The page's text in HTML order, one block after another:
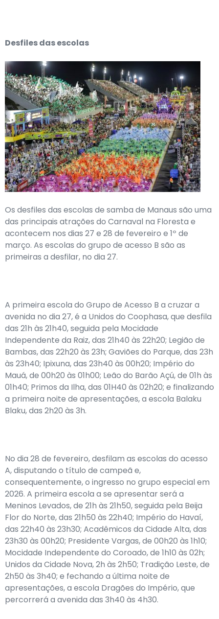
Desfiles das escolas
Os desfiles das escolas de samba de Manaus são uma
das principais atrações do Carnaval na Floresta e
acontecem nos dias 27 e 28 de fevereiro e 1º de
março. As escolas do grupo de acesso B são as
primeiras a desfilar, no dia 27.
A primeira escola do Grupo de Acesso B a cruzar a
avenida no dia 27, é a Unidos do Coophasa, que desfila
das 21h às 21h40, seguida pela Mocidade
Independente da Raiz, das 21h40 às 22h20; Legião de
Bambas, das 22h20 às 23h; Gaviões do Parque, das 23h
às 23h40; Ipixuna, das 23h40 às 00h20; Império do
Mauá, de 00h20 às 01h00; Leão do Barão Açú, de 01h às
01h40; Primos da Ilha, das 01H40 às 02h20; e finalizando
a primeira noite de apresentações, a escola Balaku
Blaku, das 2h20 às 3h.
No dia 28 de fevereiro, desfilam as escolas do acesso
A, disputando o título de campeã e,
consequentemente, o ingresso no grupo especial em
2026. A primeira escola a se apresentar será a
Meninos Levados, de 21h às 21h50, seguida pela Beija
Flor do Norte, das 21h50 às 22h40; Império do Havaí,
das 22h40 às 23h30; Acadêmicos da Cidade Alta, das
23h30 às 00h20; Presidente Vargas, de 00h20 às 1h10;
Mocidade Independente do Coroado, de 1h10 às 02h;
Unidos da Cidade Nova, 2h às 2h50; Tradição Leste, de
2h50 às 3h40; e fechando a última noite de
apresentações, a escola Dragões do Império, que
percorrerá a avenida das 3h40 às 4h30.